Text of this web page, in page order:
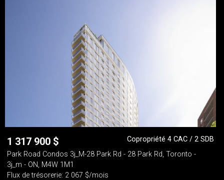
1 317 900 $
Copropriété 4 CAC / 2 SDB
Park Road Condos 3j_M-28 Park Rd - 28 Park Rd, Toronto -
3j_m - ON, M4W 1M1
Flux de trésorerie: 2 067 $/mois